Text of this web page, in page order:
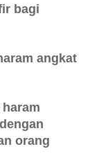
bagi
angkat
orang